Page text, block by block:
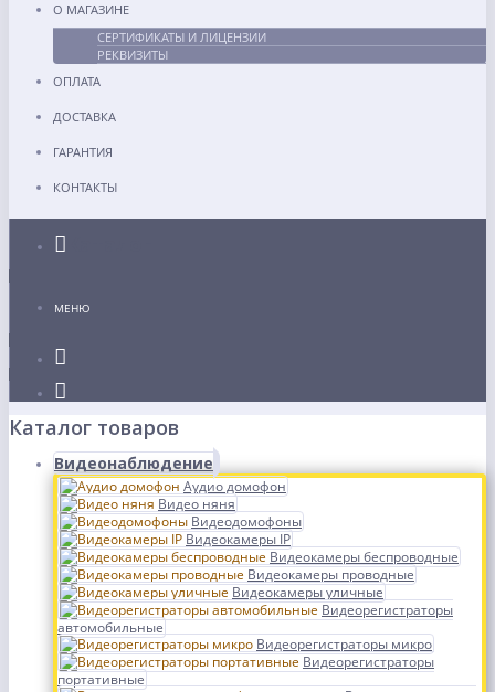
О МАГАЗИНЕ
СЕРТИФИКАТЫ И ЛИЦЕНЗИИ
РЕКВИЗИТЫ
ОПЛАТА
ДОСТАВКА
ГАРАНТИЯ
КОНТАКТЫ
МЕНЮ
Каталог товаров
Видеонаблюдение
Аудио домофон
Видео няня
Видеодомофоны
Видеокамеры IP
Видеокамеры беспроводные
Видеокамеры проводные
Видеокамеры уличные
Видеорегистраторы
автомобильные
Видеорегистраторы микро
Видеорегистраторы
портативные